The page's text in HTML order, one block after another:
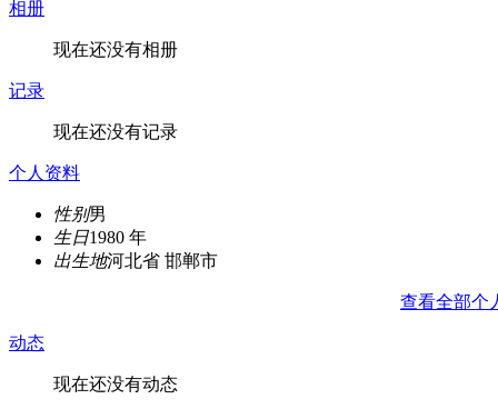
相册
现在还没有相册
记录
现在还没有记录
个人资料
性别男
生日1980 年
出生地河北省 邯郸市
查看全部个
动态
现在还没有动态